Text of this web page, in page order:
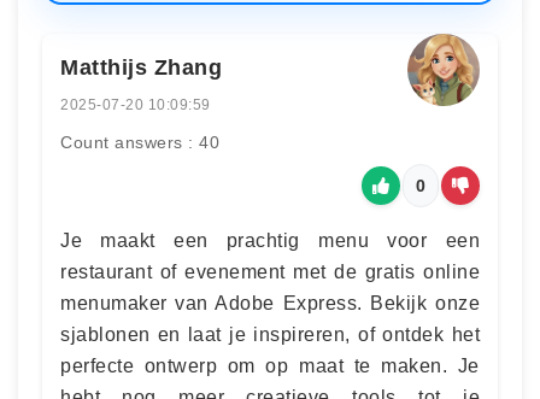
Matthijs Zhang
2025-07-20 10:09:59
Count answers : 40
0
Je maakt een prachtig menu voor een
restaurant of evenement met de gratis online
menumaker van Adobe Express. Bekijk onze
sjablonen en laat je inspireren, of ontdek het
perfecte ontwerp om op maat te maken. Je